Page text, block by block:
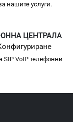
нашите услуги.
ЦЕНТРАЛА
VoIP телефонни